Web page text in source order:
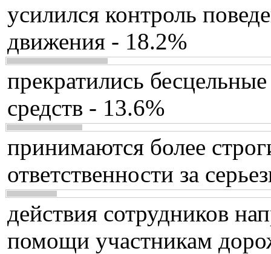
усилился контроль
движения - 18.2%
прекратились
средств - 13.6%
принимаются более
ответственности за
действия сотрудников
помощи участникам